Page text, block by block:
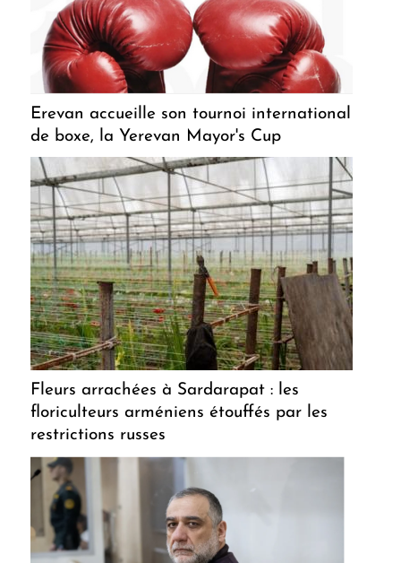
Erevan accueille son tournoi international
de boxe, la Yerevan Mayor's Cup
Fleurs arrachées à Sardarapat : les
floriculteurs arméniens étouffés par les
restrictions russes